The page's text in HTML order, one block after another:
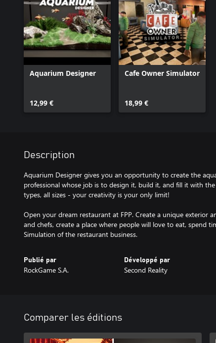
Aquarium Designer
12,99 €
Cafe Owner Simulator
18,99 €
Description
Aquarium Designer gives you an opportunity to create the
professional whose job is to design it, build it, and fill it with
types, all sizes - your creativity is your only limit!
Open your dream restaurant at FPP. Create a unique exterior
and chefs, create a place where people will love to eat, spend
Simulation of the restaurant business.
Publié par
RockGame S.A.
Développé par
Second Reality
Comparer les éditions